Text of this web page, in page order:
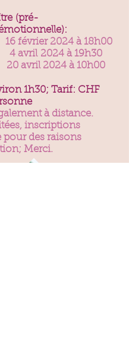
(pré-
:
16 février 2024 à 18h00
4 avril2024 à 19h30
avril 2024 à 10h00
1h30; Tarif: CHF
à distance.
inscriptions
pour des raisons
Merci.